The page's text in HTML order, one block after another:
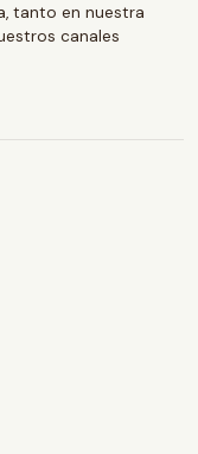
tanto en nuestra
canales